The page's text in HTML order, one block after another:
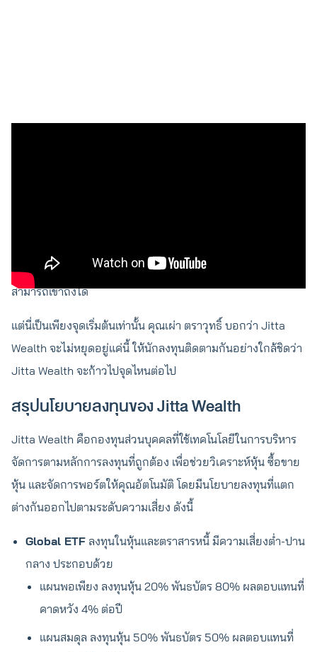
ต่างประเทศอย่างมีหลักการได้ง่ายขึ้นและอยู่ในระดับที่ทุกคน
สามารถเข้าถึงได้
แต่นี่เป็นเพียงจุดเริ่มต้นเท่านั้น คุณเผ่า ตราวุทธิ์ บอกว่า Jitta
Wealth จะไม่หยุดอยู่แค่นี้ ให้นักลงทุนติดตามกันอย่างใกล้ชิดว่า
Jitta Wealth จะก้าวไปจุดไหนต่อไป
สรุปนโยบายลงทุนของ Jitta Wealth
Jitta Wealth คือกองทุนส่วนบุคคลที่ใช้เทคโนโลยีในการบริหาร
จัดการตามหลักการลงทุนที่ถูกต้อง เพื่อช่วยวิเคราะห์หุ้น ซื้อขาย
หุ้น และจัดการพอร์ตให้คุณอัตโนมัติ โดยมีนโยบายลงทุนที่แตก
ต่างกันออกไปตามระดับความเสี่ยง ดังนี้
Global ETF ลงทุนในหุ้นและตราสารหนี้ มีความเสี่ยงต่ำ-ปาน
กลาง ประกอบด้วย
แผนพอเพียง ลงทุนหุ้น 20% พันธบัตร 80% ผลตอบแทนที่
คาดหวัง 4% ต่อปี
แผนสมดุล ลงทุนหุ้น 50% พันธบัตร 50% ผลตอบแทนที่